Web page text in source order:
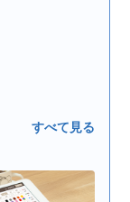
すべて見る